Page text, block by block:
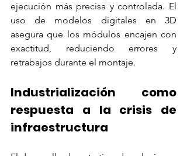
ejecución más precisa y controlada. El
uso de modelos digitales en 3D
asegura que los módulos encajen con
exactitud, reduciendo errores y
retrabajos durante el montaje.
Industrialización como
respuesta a la crisis de
infraestructura